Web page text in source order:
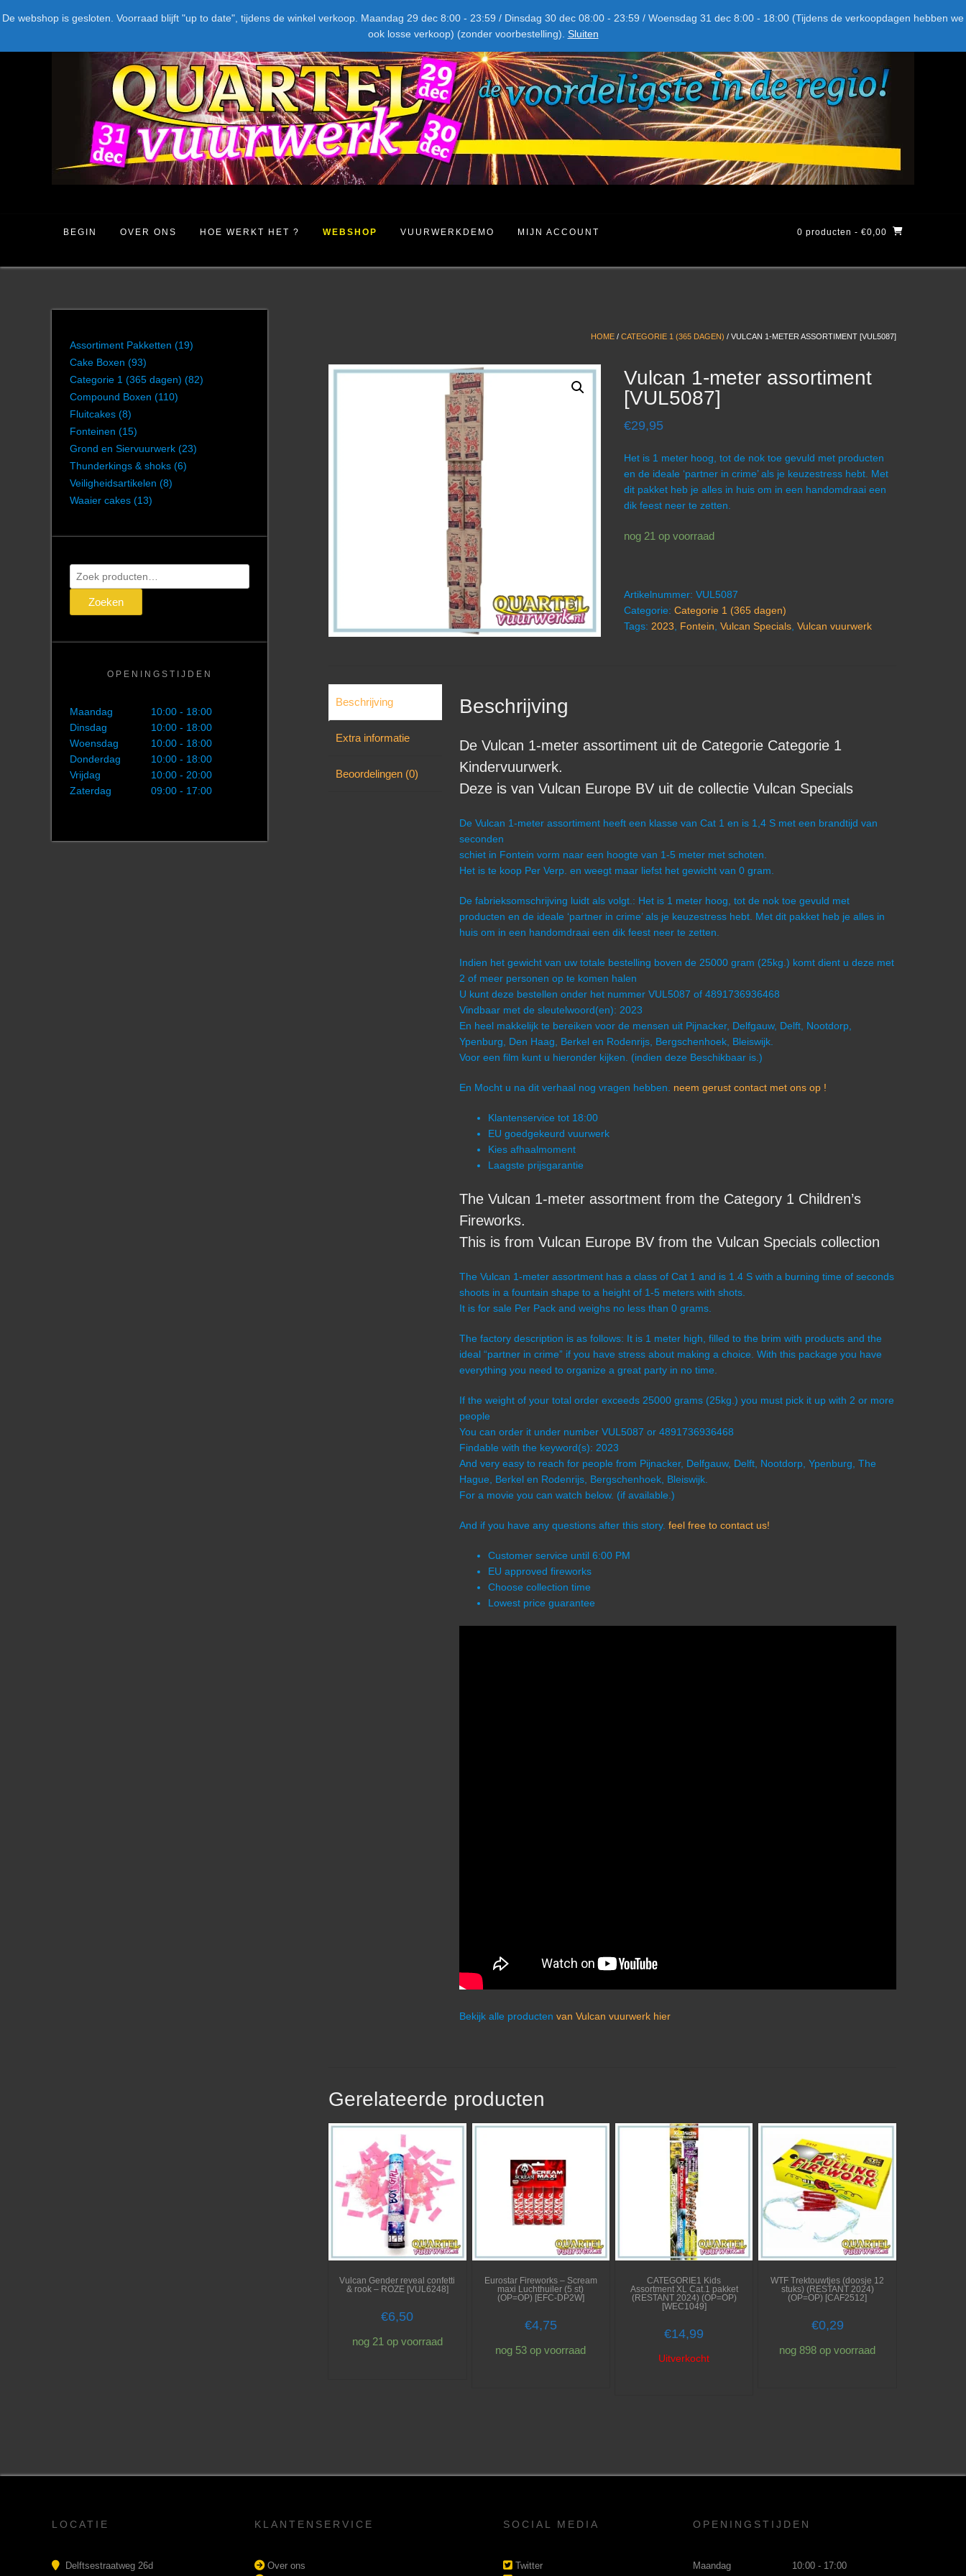
De webshop is gesloten. Voorraad blijft "up to date", tijdens de winkel verkoop. Maandag 29 dec 8:00 - 23:59 / Dinsdag 30 dec 08:00 - 23:59 / Woensdag 31 dec 8:00 - 18:00 (Tijdens de verkoopdagen hebben we
ook losse verkoop) (zonder voorbestelling). Sluiten
naar
BEGIN OVER ONS HOE WERKT HET ? WEBSHOP VUURWERKDEMO MIJN ACCOUNT 0 producten - €0,00
HOME / CATEGORIE 1 (365 DAGEN) / VULCAN 1-METER ASSORTIMENT [VUL5087]
Vulcan 1-meter assortiment
[VUL5087]
€29,95
Het is 1 meter hoog, tot de nok toe gevuld met producten
en de ideale ‘partner in crime’ als je keuzestress hebt. Met
dit pakket heb je alles in huis om in een handomdraai een
dik feest neer te zetten.
nog 21 op voorraad
Artikelnummer: VUL5087
Categorie: Categorie 1 (365 dagen)
Tags: 2023 Fontein Vulcan Specials, Vulcan vuurwerk
Beschrijving
Extra informatie
Beoordelingen (0)
Beschrijving
De Vulcan 1-meter assortiment uit de Categorie Categorie 1
Kindervuurwerk.
Deze is van Vulcan Europe BV uit de collectie Vulcan Specials
De Vulcan 1-meter assortiment heeft een klasse van Cat 1 en is 1,4 S met een brandtijd van
seconden
schiet in Fontein vorm naar een hoogte van 1-5 meter met schoten.
Het is te koop Per Verp. en weegt maar liefst het gewicht van 0 gram.
De fabrieksomschrijving luidt als volgt.: Het is 1 meter hoog, tot de nok toe gevuld met
producten en de ideale ‘partner in crime’ als je keuzestress hebt. Met dit pakket heb je alles in
huis om in een handomdraai een dik feest neer te zetten.
Indien het gewicht van uw totale bestelling boven de 25000 gram (25kg.) komt dient u deze met
2 of meer personen op te komen halen
U kunt deze bestellen onder het nummer VUL5087 of 4891736936468
Vindbaar met de sleutelwoord(en): 2023
En heel makkelijk te bereiken voor de mensen uit Pijnacker, Delfgauw, Delft, Nootdorp,
Ypenburg, Den Haag, Berkel en Rodenrijs, Bergschenhoek, Bleiswijk.
Voor een film kunt u hieronder kijken. (indien deze Beschikbaar is.)
En Mocht u na dit verhaal nog vragen hebben. neem gerust contact met ons op !
Klantenservice tot 18:00
EU goedgekeurd vuurwerk
Kies afhaalmoment
Laagste prijsgarantie
The Vulcan 1-meter assortment from the Category 1 Children’s
Fireworks.
This is from Vulcan Europe BV from the Vulcan Specials collection
The Vulcan 1-meter assortment has a class of Cat 1 and is 1.4 S with a burning time of seconds
shoots in a fountain shape to a height of 1-5 meters with shots.
It is for sale Per Pack and weighs no less than 0 grams.
The factory description is as follows: It is 1 meter high, filled to the brim with products and the
ideal “partner in crime” if you have stress about making a choice. With this package you have
everything you need to organize a great party in no time.
If the weight of your total order exceeds 25000 grams (25kg.) you must pick it up with 2 or more
people
You can order it under number VUL5087 or 4891736936468
Findable with the keyword(s): 2023
And very easy to reach for people from Pijnacker, Delfgauw, Delft, Nootdorp, Ypenburg, The
Hague, Berkel en Rodenrijs, Bergschenhoek, Bleiswijk.
For a movie you can watch below. (if available.)
And if you have any questions after this story. feel free to contact us!
Customer service until 6:00 PM
EU approved fireworks
Choose collection time
Lowest price guarantee
Bekijk alle producten van Vulcan vuurwerk hier
Gerelateerde producten
Vulcan Gender reveal confetti
& rook – ROZE [VUL6248]
€6,50
nog 21 op voorraad
Eurostar Fireworks – Scream
maxi Luchthuiler (5 st)
(OP=OP) [EFC-DP2W]
€4,75
nog 53 op voorraad
CATEGORIE1 Kids
Assortment XL Cat.1 pakket
(RESTANT 2024) (OP=OP)
[WEC1049]
€14,99
Uitverkocht
WTF Trektouwtjes (doosje 12
stuks) (RESTANT 2024)
(OP=OP) [CAF2512]
€0,29
nog 898 op voorraad
Assortiment Pakketten (19)
Cake Boxen (93)
Categorie 1 (365 dagen) (82)
Compound Boxen (110)
Fluitcakes (8)
Fonteinen (15)
Grond en Siervuurwerk (23)
Thunderkings & shoks (6)
Veiligheidsartikelen (8)
Waaier cakes (13)
Zoeken
naar:
Zoeken
OPENINGSTIJDEN
Maandag
10:00 - 18:00
Dinsdag
10:00 - 18:00
Woensdag
10:00 - 18:00
Donderdag
10:00 - 18:00
Vrijdag
10:00 - 20:00
Zaterdag
09:00 - 17:00
LOCATIE
Delftsestraatweg 26d
KLANTENSERVICE
Over ons
SOCIAL MEDIA
Twitter
OPENINGSTIJDEN
Maandag
10:00 - 17:00